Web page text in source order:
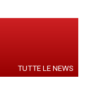
TUTTE LE NEWS